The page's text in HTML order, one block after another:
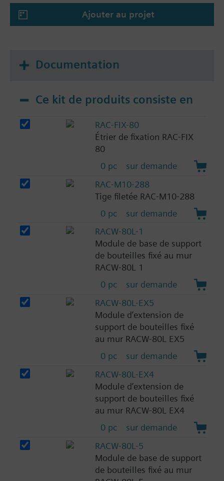
Ajouter au projet
Documentation
Ce kit de produits consiste en
RAC-FIX-80
Étrier de fixation RAC-FIX
80
0 pc
sur demande
RAC-M10-288
Tige filetée RAC-M10-288
0 pc
sur demande
RACW-80L-1
Module de base de support
de bouteilles fixé au mur
RACW-80L 1
0 pc
sur demande
RACW-80L-EX5
Module d’extension de
support de bouteilles fixé
au mur RACW-80L EX5
0 pc
sur demande
RACW-80L-EX4
Module d’extension de
support de bouteilles fixé
au mur RACW-80L EX4
0 pc
sur demande
RACW-80L-5
Module de base de support
de bouteilles fixé au mur